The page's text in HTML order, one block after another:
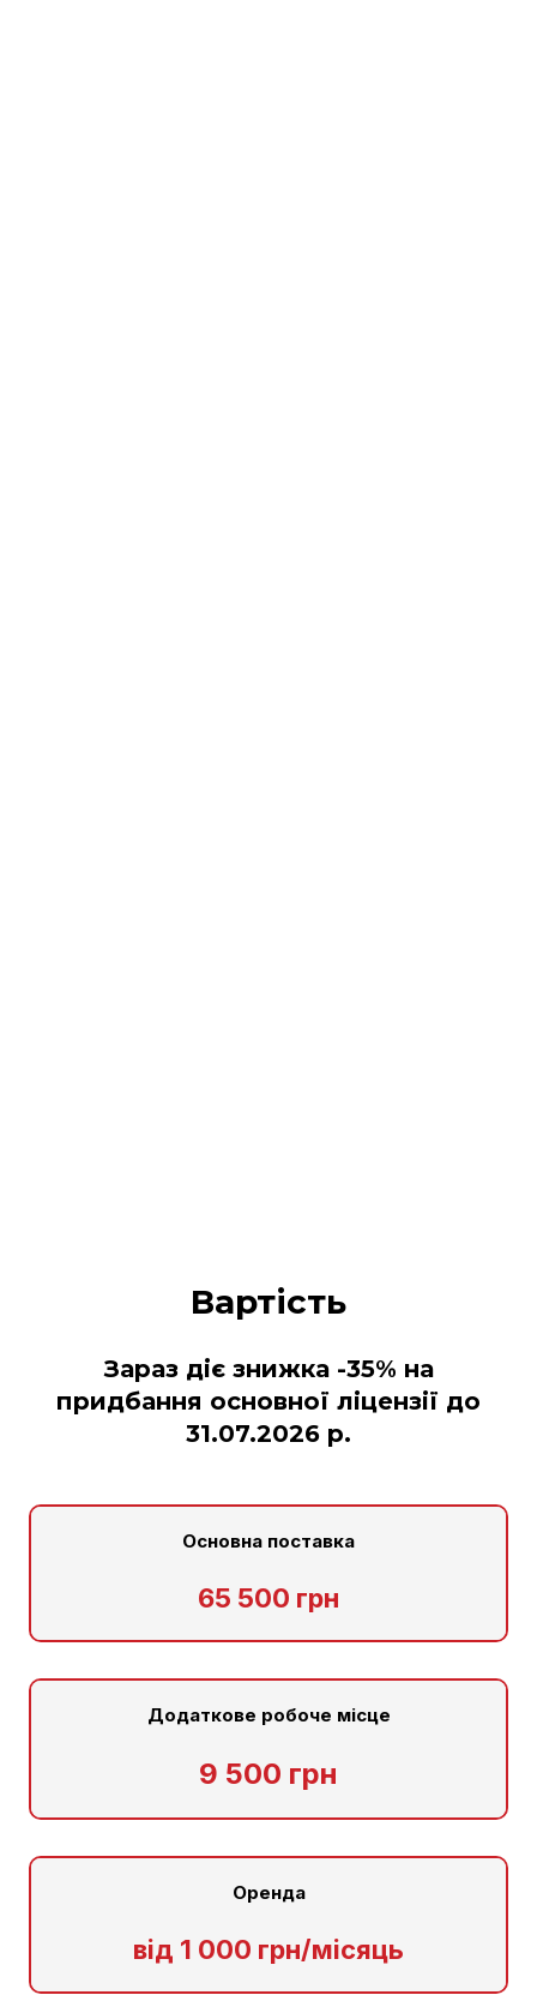
Вартість
Зараз діє знижка -35% на
придбання основної ліцензії до
31.07.2026 р.
Основна поставка
65 500 грн
Додаткове робоче місце
9 500 грн
Оренда
від 1 000 грн/місяць